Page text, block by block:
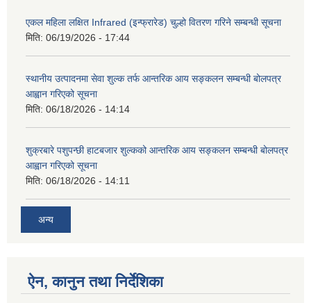
एकल महिला लक्षित Infrared (इन्फ्रारेड) चुल्हो वितरण गरिने सम्बन्धी सूचना
मिति: 06/19/2026 - 17:44
स्थानीय उत्पादनमा सेवा शुल्क तर्फ आन्तरिक आय सङ्कलन सम्बन्धी बोलपत्र
आह्वान गरिएको सूचना
मिति: 06/18/2026 - 14:14
शुक्रबारे पशुपन्छी हाटबजार शुल्कको आन्तरिक आय सङ्कलन सम्बन्धी बोलपत्र
आह्वान गरिएको सूचना
मिति: 06/18/2026 - 14:11
अन्य
ऐन, कानुन तथा निर्देशिका